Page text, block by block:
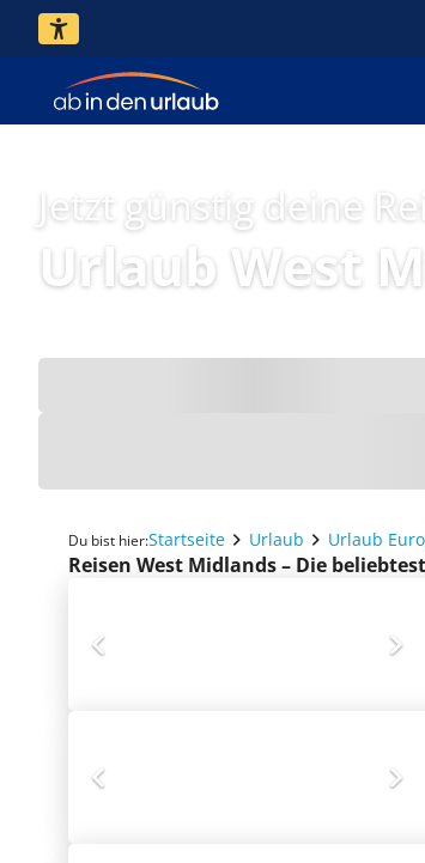
Jetzt günstig deine
Urlaub West
Du bist hier:Startseite Urlaub Urlaub
Reisen West Midlands – Die